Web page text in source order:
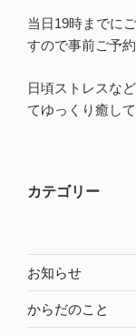
当日19時までに
すので事前ご予
日頃ストレスな
てゆっくり癒して
カテゴリー
お知らせ
からだのこと